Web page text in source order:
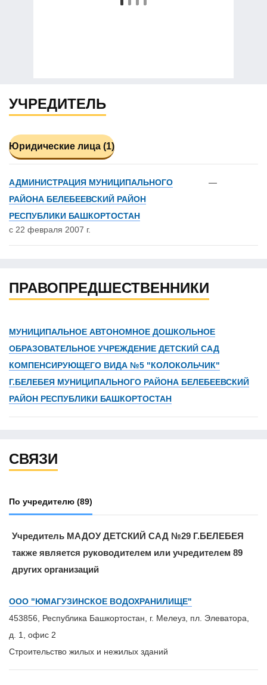
УЧРЕДИТЕЛЬ
Юридические лица (1)
АДМИНИСТРАЦИЯ МУНИЦИПАЛЬНОГО
РАЙОНА БЕЛЕБЕЕВСКИЙ РАЙОН
РЕСПУБЛИКИ БАШКОРТОСТАН
с 22 февраля 2007 г.
—
ПРАВОПРЕДШЕСТВЕННИКИ
МУНИЦИПАЛЬНОЕ АВТОНОМНОЕ ДОШКОЛЬНОЕ
ОБРАЗОВАТЕЛЬНОЕ УЧРЕЖДЕНИЕ ДЕТСКИЙ САД
КОМПЕНСИРУЮЩЕГО ВИДА №5 "КОЛОКОЛЬЧИК"
Г.БЕЛЕБЕЯ МУНИЦИПАЛЬНОГО РАЙОНА БЕЛЕБЕЕВСКИЙ
РАЙОН РЕСПУБЛИКИ БАШКОРТОСТАН
СВЯЗИ
По учредителю (89)
Учредитель МАДОУ ДЕТСКИЙ САД №29 Г.БЕЛЕБЕЯ
также является руководителем или учредителем 89
других организаций
ООО "ЮМАГУЗИНСКОЕ ВОДОХРАНИЛИЩЕ"
453856, Республика Башкортостан, г. Мелеуз, пл. Элеватора,
д. 1, офис 2
Строительство жилых и нежилых зданий